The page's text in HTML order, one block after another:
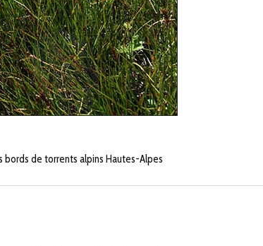
bords de torrents alpins Hautes-Alpes